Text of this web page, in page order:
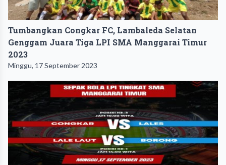
Tumbangkan Congkar FC, Lambaleda Selatan
Genggam Juara Tiga LPI SMA Manggarai Timur
2023
Minggu, 17 September 2023